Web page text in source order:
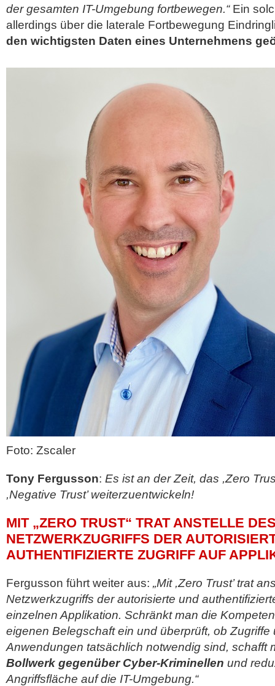
der gesamten IT-Umgebung fortbewegen.“Ein
allerdings über die laterale Fortbewegung
den wichtigsten Daten eines Unternehmens
Foto: Zscaler
Tony Fergusson: Es ist an der Zeit, das ,Zero
,Negative Trust’ weiterzuentwickeln!
MIT „ZERO TRUST“ TRAT ANSTELLE
NETZWERKZUGRIFFS DER
AUTHENTIFIZIERTE ZUGRIFF AUF
Fergusson führt weiter aus: „Mit ,Zero Trust’ trat
Netzwerkzugriffs der autorisierte und
einzelnen Applikation. Schränkt man die
eigenen Belegschaft ein und überprüft, ob
Anwendungen tatsächlich notwendig sind, schafft
Bollwerk gegenüber Cyber-Kriminellen und
Angriffsfläche auf die IT-Umgebung.“